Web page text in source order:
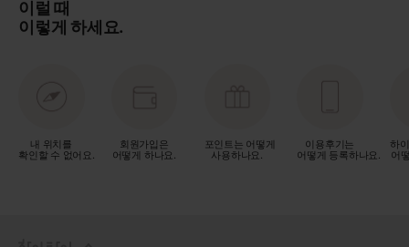
이럴 때
이렇게 하세요.
내 위치를
확인할 수 없어요.
회원가입은
어떻게 하나요.
포인트는 어떻게
사용하나요.
이용후기는
어떻게 등록하나요.
하
어